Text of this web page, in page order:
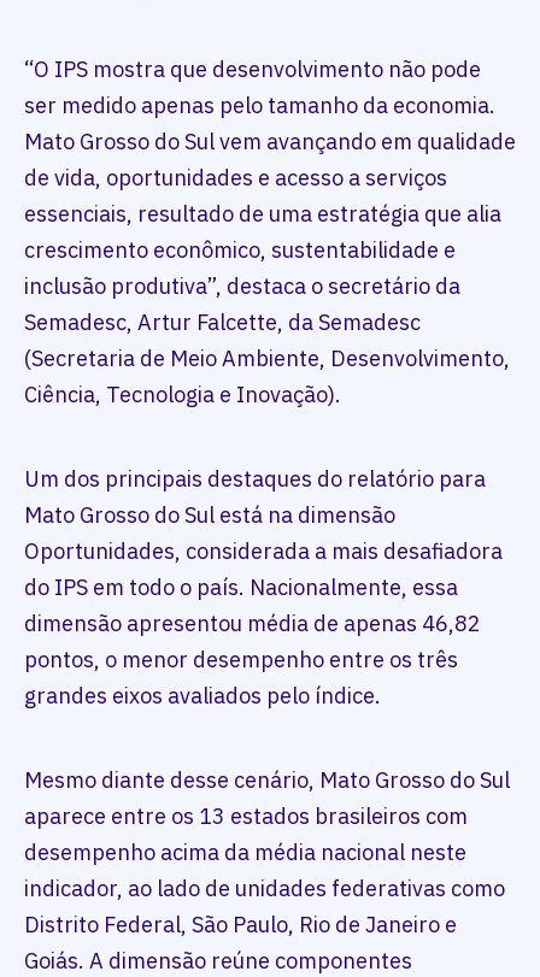
“O IPS mostra que desenvolvimento não pode
ser medido apenas pelo tamanho da economia.
Mato Grosso do Sul vem avançando em qualidade
de vida, oportunidades e acesso a serviços
essenciais, resultado de uma estratégia que alia
crescimento econômico, sustentabilidade e
inclusão produtiva”, destaca o secretário da
Semadesc, Artur Falcette, da Semadesc
(Secretaria de Meio Ambiente, Desenvolvimento,
Ciência, Tecnologia e Inovação).
Um dos principais destaques do relatório para
Mato Grosso do Sul está na dimensão
Oportunidades, considerada a mais desafiadora
do IPS em todo o país. Nacionalmente, essa
dimensão apresentou média de apenas 46,82
pontos, o menor desempenho entre os três
grandes eixos avaliados pelo índice.
Mesmo diante desse cenário, Mato Grosso do Sul
aparece entre os 13 estados brasileiros com
desempenho acima da média nacional neste
indicador, ao lado de unidades federativas como
Distrito Federal, São Paulo, Rio de Janeiro e
Goiás. A dimensão reúne componentes